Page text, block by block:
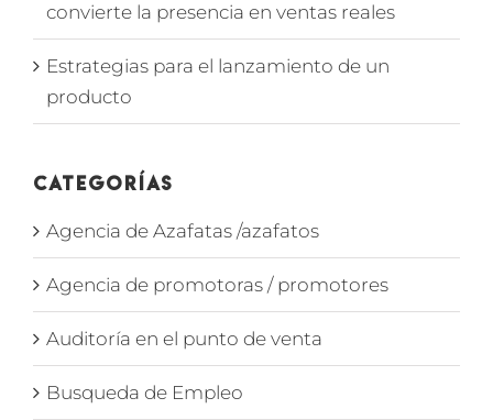
convierte la presencia en ventas reales
Estrategias para el lanzamiento de un
producto
Categorías
Agencia de Azafatas /azafatos
Agencia de promotoras / promotores
Auditoría en el punto de venta
Busqueda de Empleo